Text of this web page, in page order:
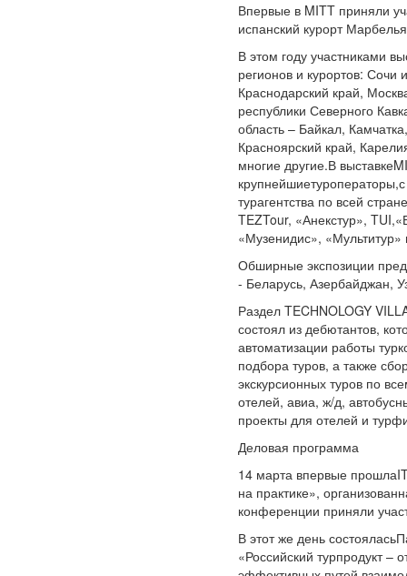
Впервые в MITT приняли
испанский курорт
В этом году участниками
регионов и курортов:
Краснодарский край,
республики Северного
область – Байкал,
Красноярский край,
многие другие.В
турагентства по всей
TEZTour, «Анекстур»,
«Музенидис», «Мультитур»
Обширные экспозиции
- Беларусь, Азербайджан,
Раздел TECHNOLOGY
состоял из дебютантов,
автоматизации работы
подбора туров, а также
экскурсионных туров по
отелей, авиа, ж/д,
проекты для отелей и
Деловая программа
14 марта впервые
на практике»,
конференции приняли
В этот же день
«Российский турпродукт –